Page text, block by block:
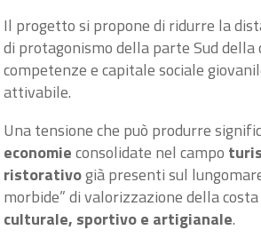
Il progetto si propone di ridurre la
di protagonismo della parte Sud
competenze e capitale sociale
attivabile.
Una tensione che può produrre
economieconsolidate nel campo
ristorativogià presenti sul
morbide” di valorizzazione della
culturale, sportivo e artigianale.